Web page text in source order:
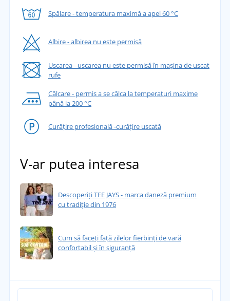
Spălare - temperatura maximă a apei 60 °C
Albire - albirea nu este permisă
Uscarea - uscarea nu este permisă în mașina de uscat
rufe
Călcare - permis a se călca la temperaturi maxime
până la 200 °C
Curățire profesională -curățire uscată
V-ar putea interesa
Descoperiți TEE JAYS - marca daneză premium
cu tradiție din 1976
Cum să faceți față zilelor fierbinți de vară
confortabil și în siguranță